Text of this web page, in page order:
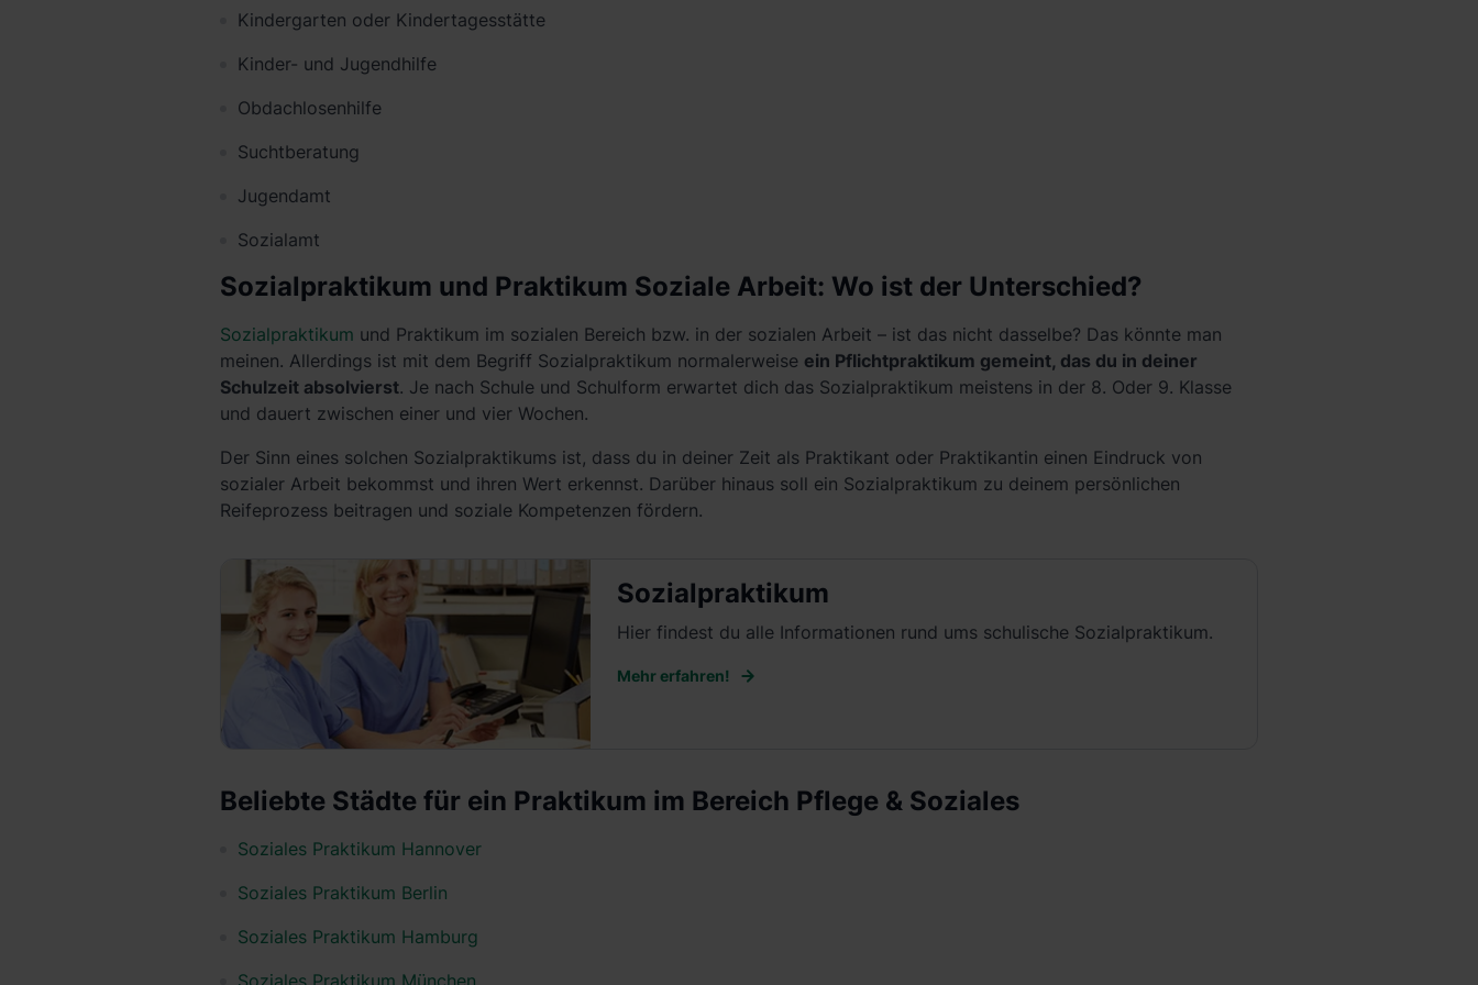
Kindergarten oder Kindertagesstätte
Kinder- und Jugendhilfe
Obdachlosenhilfe
Suchtberatung
Jugendamt
Sozialamt
Sozialpraktikum und Praktikum Soziale Arbeit: Wo ist der Unterschied?
Sozialpraktikum und Praktikum im sozialen Bereich bzw. in der sozialen Arbeit – ist das nicht dasselbe? Das könnte man
meinen. Allerdings ist mit dem Begriff Sozialpraktikum normalerweise ein Pflichtpraktikum gemeint, das du in deiner
Schulzeit absolvierst. Je nach Schule und Schulform erwartet dich das Sozialpraktikum meistens in der 8. Oder 9. Klasse
und dauert zwischen einer und vier Wochen.
Der Sinn eines solchen Sozialpraktikums ist, dass du in deiner Zeit als Praktikant oder Praktikantin einen Eindruck von
sozialer Arbeit bekommst und ihren Wert erkennst. Darüber hinaus soll ein Sozialpraktikum zu deinem persönlichen
Reifeprozess beitragen und soziale Kompetenzen fördern.
Sozialpraktikum
Hier findest du alle Informationen rund ums schulische Sozialpraktikum.
Mehr erfahren!
Beliebte Städte für ein Praktikum im Bereich Pflege & Soziales
Soziales Praktikum Hannover
Soziales Praktikum Berlin
Soziales Praktikum Hamburg
Soziales Praktikum München